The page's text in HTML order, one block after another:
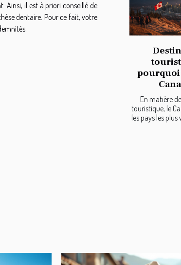
Ainsi, il est à priori conseillé de
dentaire. Pour ce fait, votre
pourquoi
En matière
touristique, le
les pays les plus